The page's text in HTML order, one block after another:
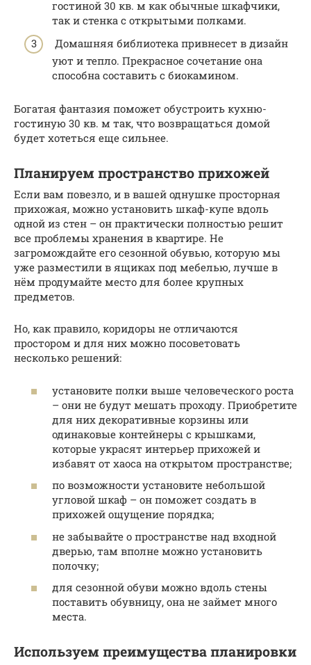
гостиной 30 кв. м как обычные шкафчики,
так и стенка с открытыми полками.
Домашняя библиотека привнесет в дизайн
уют и тепло. Прекрасное сочетание она
способна составить с биокамином.
Богатая фантазия поможет обустроить кухню-
гостиную 30 кв. м так, что возвращаться домой
будет хотеться еще сильнее.
Планируем пространство прихожей
Если вам повезло, и в вашей однушке просторная
прихожая, можно установить шкаф-купе вдоль
одной из стен – он практически полностью решит
все проблемы хранения в квартире. Не
загромождайте его сезонной обувью, которую мы
уже разместили в ящиках под мебелью, лучше в
нём продумайте место для более крупных
предметов.
Но, как правило, коридоры не отличаются
простором и для них можно посоветовать
несколько решений:
установите полки выше человеческого роста
– они не будут мешать проходу. Приобретите
для них декоративные корзины или
одинаковые контейнеры с крышками,
которые украсят интерьер прихожей и
избавят от хаоса на открытом пространстве;
по возможности установите небольшой
угловой шкаф – он поможет создать в
прихожей ощущение порядка;
не забывайте о пространстве над входной
дверью, там вполне можно установить
полочку;
для сезонной обуви можно вдоль стены
поставить обувницу, она не займет много
места.
Используем преимущества планировки